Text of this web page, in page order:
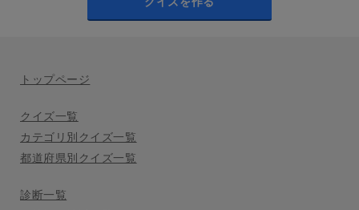
トップページ
クイズ一覧
カテゴリ別クイズ一覧
都道府県別クイズ一覧
診断一覧